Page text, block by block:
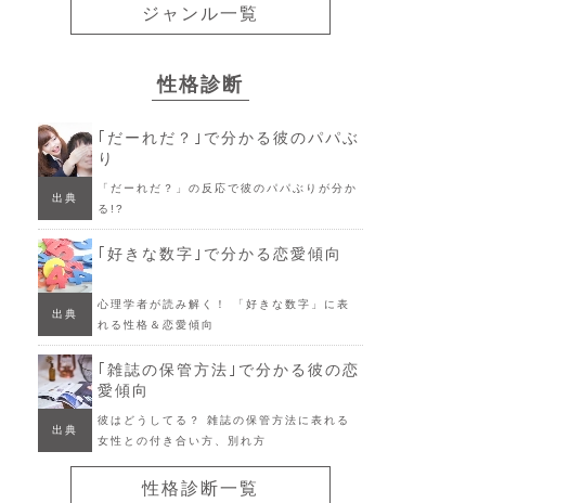
ジャンル一覧
性格診断
｢だーれだ？｣で分かる彼のパパぶ
り
出典
「だーれだ？」の反応で彼のパパぶりが分か
る!?
｢好きな数字｣で分かる恋愛傾向
出典
心理学者が読み解く！ 「好きな数字」に表
れる性格＆恋愛傾向
｢雑誌の保管方法｣で分かる彼の恋
愛傾向
出典
彼はどうしてる？ 雑誌の保管方法に表れる
女性との付き合い方、別れ方
性格診断一覧